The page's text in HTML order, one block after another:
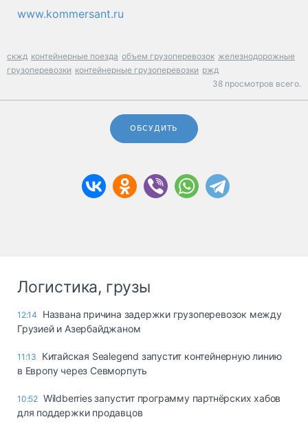
www.kommersant.ru
скжд контейнерные поезда объем грузоперевозок железнодорожные
грузоперевозки контейнерные грузоперевозки ржд
38 просмотров всего.
ОБСУДИТЬ
Логистика, грузы
12:14
Названа причина задержки грузоперевозок между
Грузией и Азербайджаном
11:13
Китайская Sealegend запустит контейнерную линию
в Европу через Севморпуть
10:52 Wildberries запустит программу партнёрских хабов
для поддержки продавцов